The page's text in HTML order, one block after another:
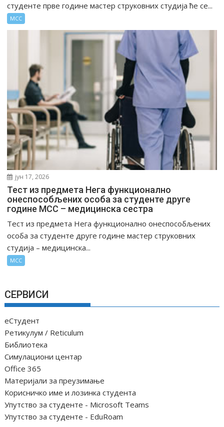
студенте прве године мастер струковних студија ће се...
МСС
јун 17, 2026
Тест из предмета Нега функционално
онеспособљених особа за студенте друге
године МСС – медицинска сестра
Тест из предмета Нега функционално онеспособљених
особа за студенте друге године мастер струковних
студија – медицинска...
МСС
СЕРВИСИ
еСтудент
Ретикулум / Reticulum
Библиотека
Симулациони центар
Office 365
Материјали за преузимање
Корисничко име и лозинка студента
Упутство за студенте - Microsoft Teams
Упутство за студенте - EduRoam